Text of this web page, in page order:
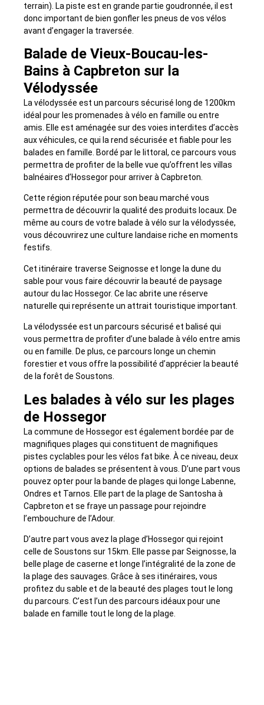
terrain). La piste est en grande partie goudronnée, il est
donc important de bien gonfler les pneus de vos vélos
avant d’engager la traversée.
Balade de Vieux-Boucau-les-
Bains à Capbreton sur la
Vélodyssée
La vélodyssée est un parcours sécurisé long de 1200km
idéal pour les promenades à vélo en famille ou entre
amis. Elle est aménagée sur des voies interdites d’accès
aux véhicules, ce qui la rend sécurisée et fiable pour les
balades en famille. Bordé par le littoral, ce parcours vous
permettra de profiter de la belle vue qu’offrent les villas
balnéaires d’Hossegor pour arriver à Capbreton.
Cette région réputée pour son beau marché vous
permettra de découvrir la qualité des produits locaux. De
même au cours de votre balade à vélo sur la vélodyssée,
vous découvrirez une culture landaise riche en moments
festifs.
Cet itinéraire traverse Seignosse et longe la dune du
sable pour vous faire découvrir la beauté de paysage
autour du lac Hossegor. Ce lac abrite une réserve
naturelle qui représente un attrait touristique important.
La vélodyssée est un parcours sécurisé et balisé qui
vous permettra de profiter d’une balade à vélo entre amis
ou en famille. De plus, ce parcours longe un chemin
forestier et vous offre la possibilité d’apprécier la beauté
de la forêt de Soustons.
Les balades à vélo sur les plages
de Hossegor
La commune de Hossegor est également bordée par de
magnifiques plages qui constituent de magnifiques
pistes cyclables pour les vélos fat bike. À ce niveau, deux
options de balades se présentent à vous. D’une part vous
pouvez opter pour la bande de plages qui longe Labenne,
Ondres et Tarnos. Elle part de la plage de Santosha à
Capbreton et se fraye un passage pour rejoindre
l’embouchure de l’Adour.
D’autre part vous avez la plage d’Hossegor qui rejoint
celle de Soustons sur 15km. Elle passe par Seignosse, la
belle plage de caserne et longe l’intégralité de la zone de
la plage des sauvages. Grâce à ses itinéraires, vous
profitez du sable et de la beauté des plages tout le long
du parcours. C’est l’un des parcours idéaux pour une
balade en famille tout le long de la plage.